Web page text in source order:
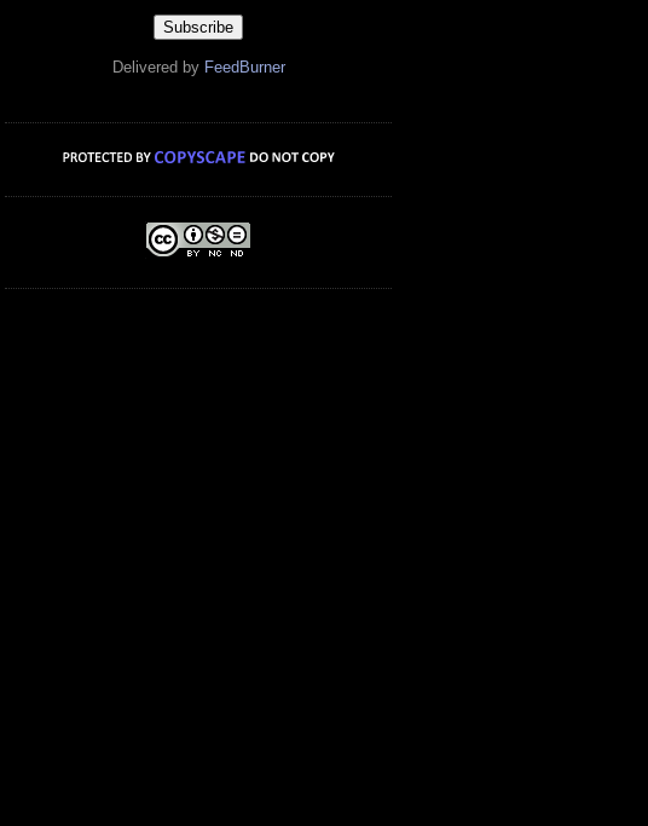
Delivered by FeedBurner